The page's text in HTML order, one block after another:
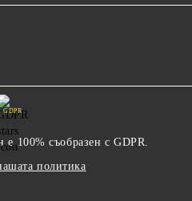
GDPR
100% съобразен с GDPR.
политика